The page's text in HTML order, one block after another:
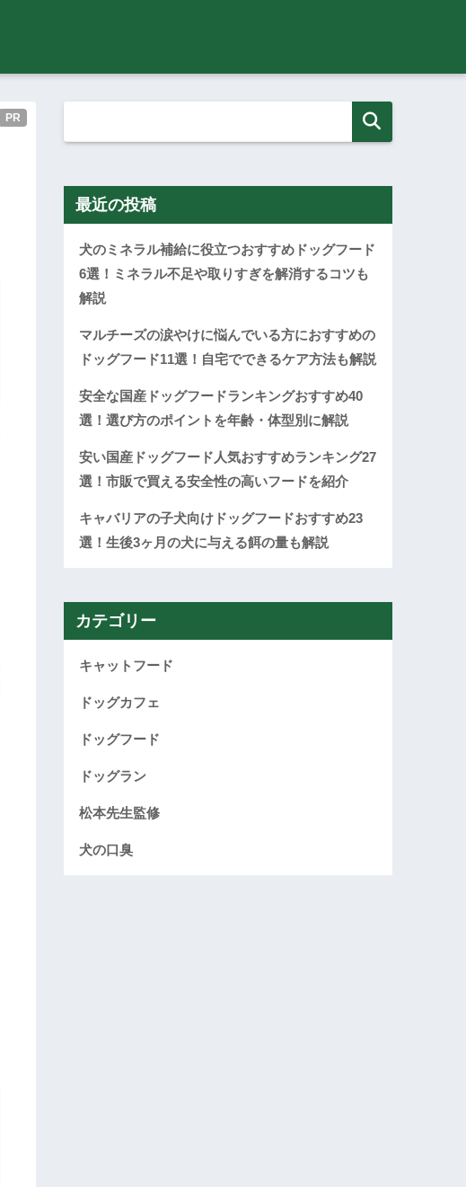
PR
最近の投稿
犬のミネラル補給に役立つおすすめドッグフード
6選！ミネラル不足や取りすぎを解消するコツも
解説
マルチーズの涙やけに悩んでいる方におすすめの
ドッグフード11選！自宅でできるケア方法も解説
安全な国産ドッグフードランキングおすすめ40
選！選び方のポイントを年齢・体型別に解説
安い国産ドッグフード人気おすすめランキング27
選！市販で買える安全性の高いフードを紹介
キャバリアの子犬向けドッグフードおすすめ23
選！生後3ヶ月の犬に与える餌の量も解説
カテゴリー
キャットフード
ドッグカフェ
ドッグフード
ドッグラン
松本先生監修
犬の口臭